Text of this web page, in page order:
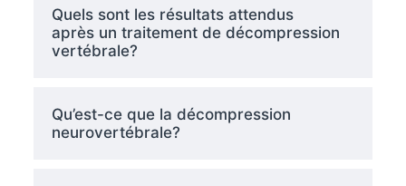
Quels sont les résultats attendus
après un traitement de décompression
vertébrale?
Qu’est-ce que la décompression
neurovertébrale?